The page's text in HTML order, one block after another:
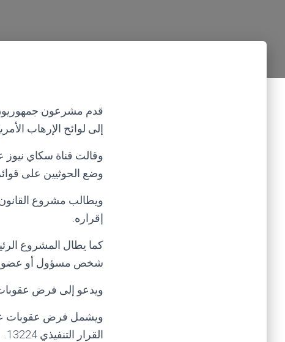
قدم مشرعون جمهوريون
إلى لوائح الإرهاب
وقالت قناة سكاي نيوز
وضع الحوثيين على
إقراره.
كما يطال المشروع
شخص مسؤول أو عضو
ويدعو إلى فرض عقوبات
ويشمل فرض عقوبات
القرار التنفيذي 13224.